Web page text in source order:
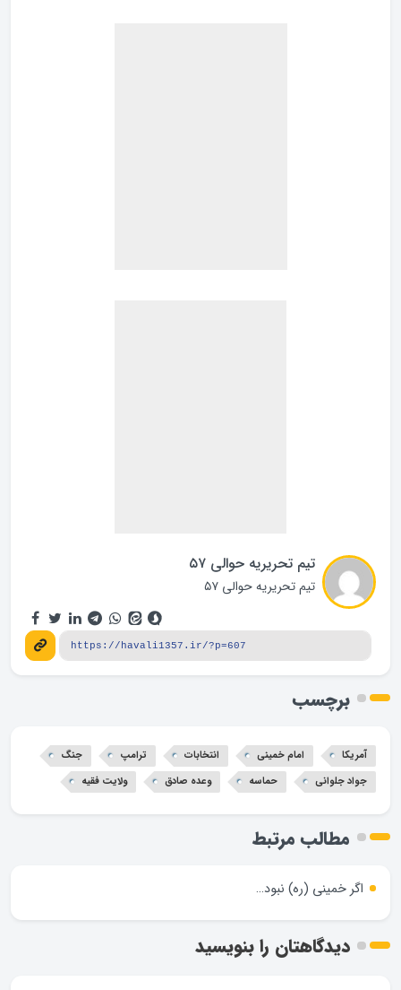
تیم تحریریه حوالی ۵۷
تیم تحریریه حوالی ۵۷
برچسب
آمریکا امام خمینی انتخابات ترامپ
جنگ
جواد جلوانی
حماسه وعده صادق ولایت فقیه
مطالب مرتبط
اگر خمینی (ره) نبود…
دیدگاهتان را بنویسید